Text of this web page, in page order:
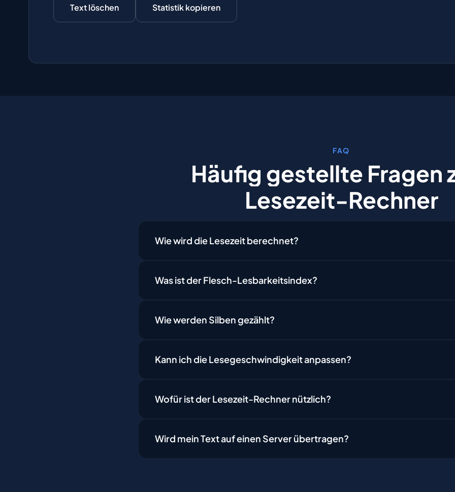
Text löschen Statistik kopieren
FAQ
Häufig gestellte Fragen
Lesezeit-Rechner
Wie wird die Lesezeit berechnet?
Was ist der Flesch-Lesbarkeitsindex?
Wie werden Silben gezählt?
Kann ich die Lesegeschwindigkeit anpassen?
Wofür ist der Lesezeit-Rechner nützlich?
Wird mein Text auf einen Server übertragen?